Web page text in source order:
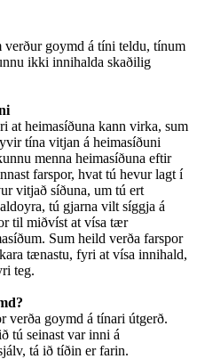
goymd á tíni teldu, tínum
ikki innihalda skaðilig
at heimasíðuna kann virka, sum
tína vitjan á heimasíðuni
menna heimasíðuna eftir
farspor, hvat tú hevur lagt í
vitjað síðuna, um tú ert
tú gjarna vilt síggja á
til miðvíst at vísa tær
Sum heild verða farspor
tænastu, fyri at vísa innihald,
teg.
verða goymd á tínari útgerð.
tú seinast var inni á
tá ið tíðin er farin.